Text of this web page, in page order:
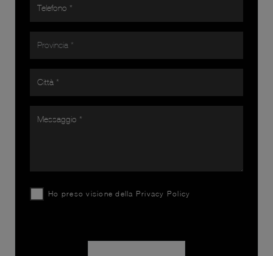
Ho preso visione della Privacy Policy